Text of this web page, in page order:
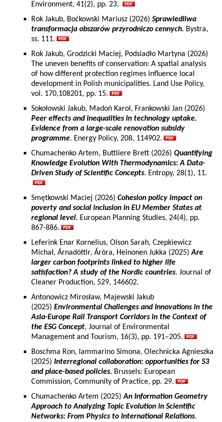
Environment, 41(2), pp. 23.
Rok Jakub, Boćkowski Mariusz (2026) Sprawiedliwa
transformacja obszarów przyrodniczo cennych. Bystra,
ss. 111.
Rok Jakub, Grodzicki Maciej, Podsiadło Martyna (2026)
The uneven benefits of conservation: A spatial analysis
of how different protection regimes influence local
development in Polish municipalities. Land Use Policy,
vol. 170,108201, pp. 15.
Sokołowski Jakub, Madoń Karol, Frankowski Jan (2026)
Peer effects and inequalities in technology uptake.
Evidence from a large-scale renovation subsidy
programme. Energy Policy, 208, 114902.
Chumachenko Artem, Buttliere Brett (2026) Quantifying
Knowledge Evolution With Thermodynamics: A Data-
Driven Study of Scientific Concepts. Entropy, 28(1), 11.
Smętkowski Maciej (2026) Cohesion policy impact on
poverty and social inclusion in EU Member States at
regional level. European Planning Studies, 24(4), pp.
867-886.
Leferink Enar Kornelius, Olson Sarah, Czepkiewicz
Michał, Árnadóttir, Áróra, Heinonen Jukka (2025)Are
larger carbon footprints linked to higher life
satisfaction? A study of the Nordic countries. Journal of
Cleaner Production, 529, 146602.
Antonowicz Mirosław, Majewski Jakub
(2025) Environmental Challenges and Innovations in the
Asia-Europe Rail Transport Corridors in the Context of
the ESG Concept, Journal of Environmental
Management and Tourism, 16(3), pp. 191–205.
Boschma Ron, Iammarino Simona, Olechnicka Agnieszka
(2025) Interregional collaboration: opportunities for S3
and place-based policies. Brussels: European
Commission, Community of Practice, pp. 29.
Chumachenko Artem (2025)An Information Geometry
Approach to Analyzing Topic Evolution in Scientific
Networks: From Physics to International Relations.